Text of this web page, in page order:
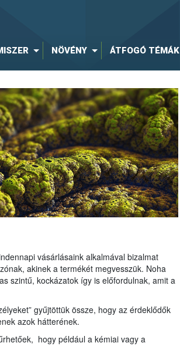
NÖVÉNY ÁTFOGÓ TÉMÁK
vásárlásaink alkalmával bizalmat
akinek a termékét megvesszük. Noha
szintű, kockázatok így is előfordulnak, amit a
gyűjtöttük össze, hogy az érdeklődők
azok hátterének.
hogy például a kémiai vagy a